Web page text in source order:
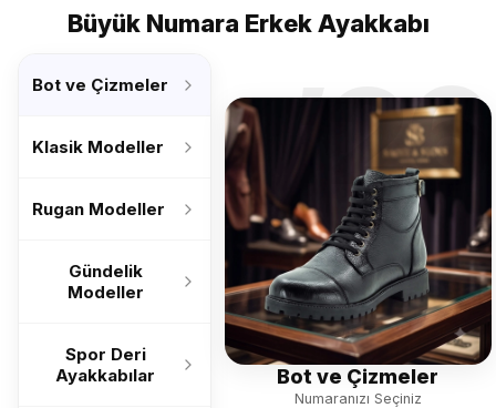
Büyük Numara Erkek Ayakkabı
Bot ve Çizmeler
Klasik Modeller
Rugan Modeller
Gündelik
Modeller
Spor Deri
Ayakkabılar
’26
Bot ve Çizmeler
Numaranızı Seçiniz